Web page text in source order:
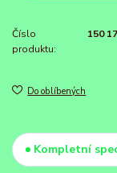
Číslo
produktu:
150
Do oblíbených
Kompletní